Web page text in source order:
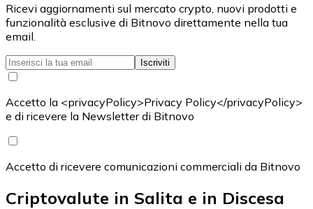
Ricevi aggiornamenti sul mercato crypto, nuovi prodotti e
funzionalità esclusive di Bitnovo direttamente nella tua
email.
Iscriviti
Accetto la <privacyPolicy>Privacy Policy</privacyPolicy>
e di ricevere la Newsletter di Bitnovo
Accetto di ricevere comunicazioni commerciali da Bitnovo
Criptovalute in Salita e in Discesa